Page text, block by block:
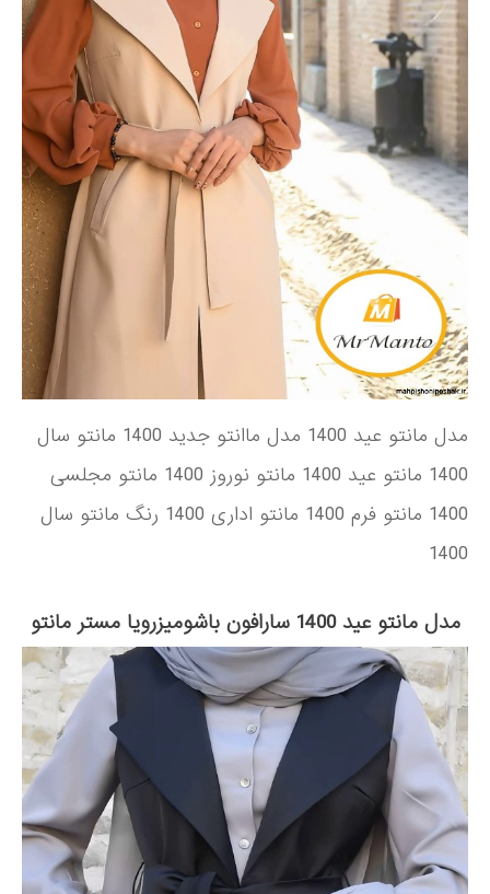
مدل مانتو عید 1400 مدل ماانتو جدید 1400 مانتو سال
1400 مانتو عید 1400 مانتو نوروز 1400 مانتو مجلسی
1400 مانتو فرم 1400 مانتو اداری 1400 رنگ مانتو سال
1400
مدل مانتو عید 1400 سارافون باشومیزرویا مستر مانتو